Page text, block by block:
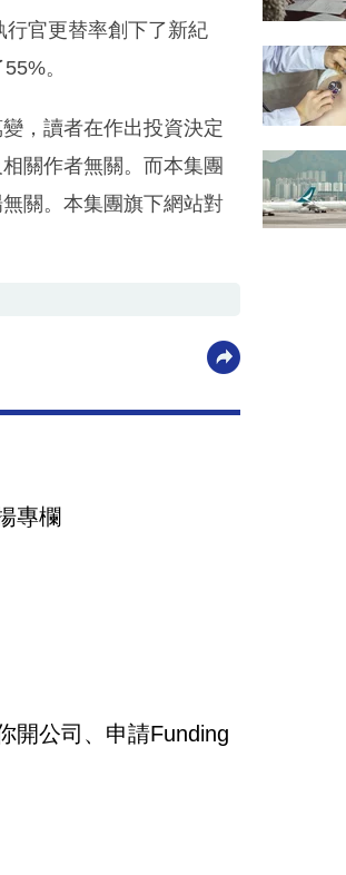
行官更替率創下了新紀
。
，讀者在作出投資決定
關作者無關。而本集團
關。本集團旗下網站對
專欄
開公司、申請Funding